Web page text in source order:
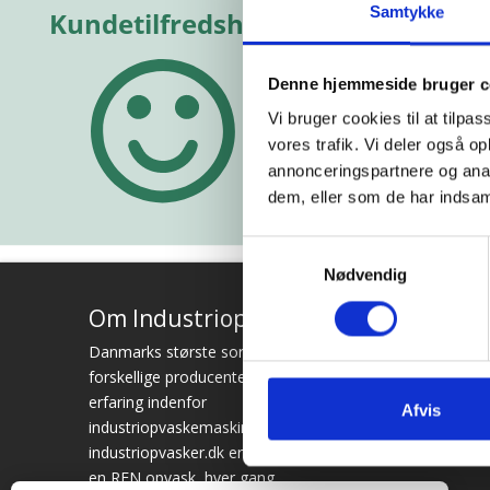
Samtykke
Denne hjemmeside bruger
Vi bruger cookies til at
vores trafik. Vi deler også
annonceringspartnere og
dem, eller som de har
Samtykkevalg
Nødvendig
Afvis
Vurderet af Michael Vurderet af
Om Industriopvasker.dk
Danmarks største sortiment, mange
forskellige producenter og en massiv
erfaring indenfor
industriopvaskemaskiner. Hos
industriopvasker.dk er du sikker på at få
en REN opvask, hver gang.
Mandag
Fredag